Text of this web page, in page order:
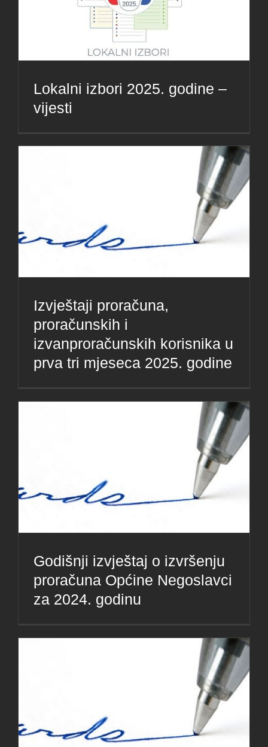
Lokalni izbori 2025. godine –
vijesti
Izvještaji proračuna,
proračunskih i
izvanproračunskih korisnika u
prva tri mjeseca 2025. godine
Godišnji izvještaj o izvršenju
proračuna Općine Negoslavci
za 2024. godinu